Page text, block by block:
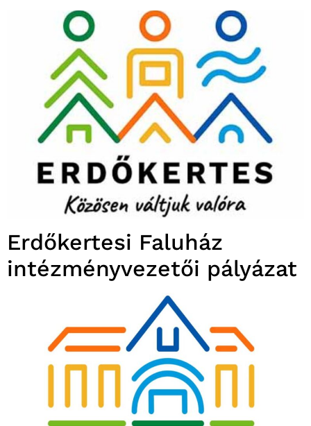
Erdőkertesi Faluház
intézményvezetői pályázat